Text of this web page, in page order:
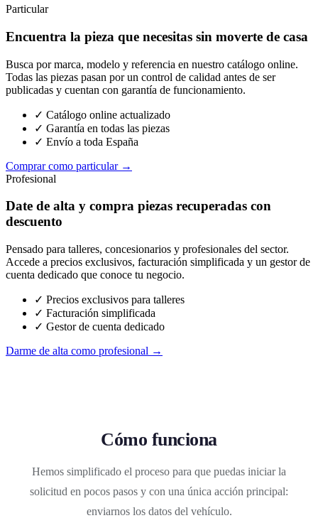
Particular
Encuentra la pieza que necesitas sin moverte de casa
Busca por marca, modelo y referencia en nuestro catálogo online.
Todas las piezas pasan por un control de calidad antes de ser
publicadas y cuentan con garantía de funcionamiento.
✓ Catálogo online actualizado
✓ Garantía en todas las piezas
✓ Envío a toda España
Comprar como particular →
Profesional
Date de alta y compra piezas recuperadas con
descuento
Pensado para talleres, concesionarios y profesionales del sector.
Accede a precios exclusivos, facturación simplificada y un gestor de
cuenta dedicado que conoce tu negocio.
✓ Precios exclusivos para talleres
✓ Facturación simplificada
✓ Gestor de cuenta dedicado
Darme de alta como profesional →
Cómo funciona
Hemos simplificado el proceso para que puedas iniciar la
solicitud en pocos pasos y con una única acción principal:
enviarnos los datos del vehículo.